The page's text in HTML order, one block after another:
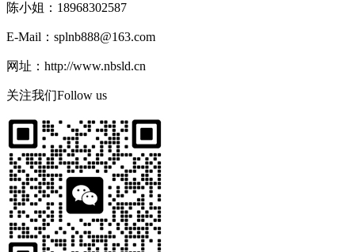
陈小姐：18968302587
E-Mail：splnb888@163.com
网址：http://www.nbsld.cn
关注我们Follow us